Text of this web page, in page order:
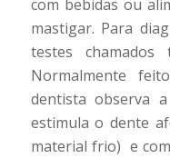
com bebidas ou
mastigar. Para
testes chamados
Normalmente
dentista observa
estimula o dente
material frio) e